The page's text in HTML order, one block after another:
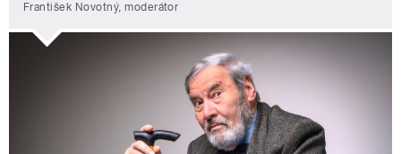
František Novotný, moderátor